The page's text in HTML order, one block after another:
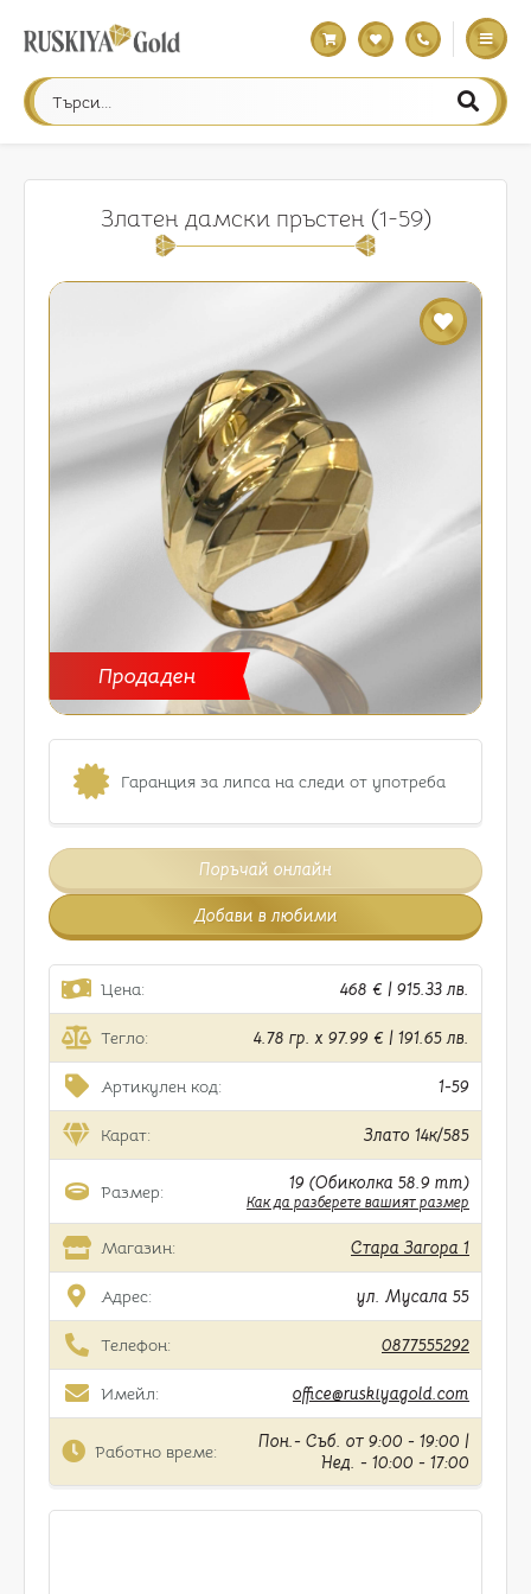
Златен дамски пръстен (1-59)
Продаден
Гаранция за липса на следи от употреба
Поръчай онлайн
Добави в любими
Цена: 468 € | 915.33 лв.
Тегло: 4.78 гр. x 97.99 € | 191.65 лв.
Артикулен код: 1-59
Карат: Злато 14к/585
Размер: 19 (Обиколка 58.9 mm)
Как да разберете вашият размер
Магазин: Стара Загора 1
Адрес: ул. Мусала 55
Телефон: 0877555292
Имейл: office@ruskiyagold.com
Работно време:
Пон.- Съб. от 9:00 - 19:00 |
Нед. - 10:00 - 17:00